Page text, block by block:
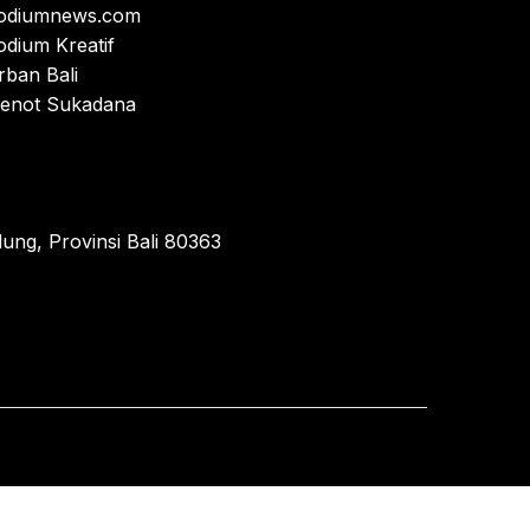
Kreatif
Bali
Sukadana
Provinsi Bali 80363